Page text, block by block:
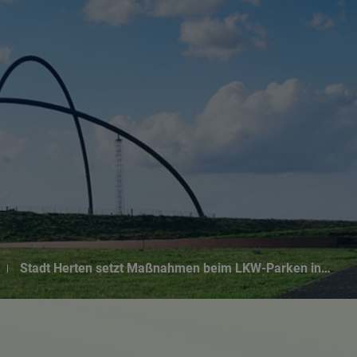
Stadt Herten setzt Maßnahmen beim LKW-Parken in…